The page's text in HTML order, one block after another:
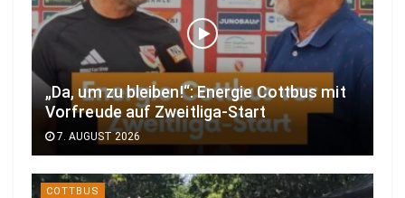
„Da, um zu bleiben!“: Energie Cottbus mit
Vorfreude auf Zweitliga-Start
7. AUGUST 2026
COTTBUS